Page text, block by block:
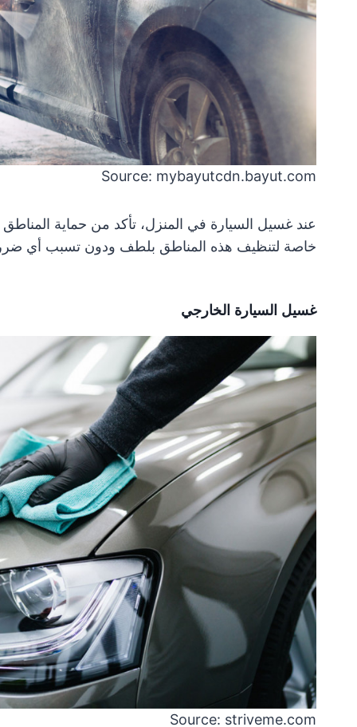
Source: mybayutcdn.bayut.com
عند غسيل السيارة في المنزل، تأكد من حماية
خاصة لتنظيف هذه المناطق بلطف ودون تسبب أي
غسيل السيارة الخارجي
Source: striveme.com